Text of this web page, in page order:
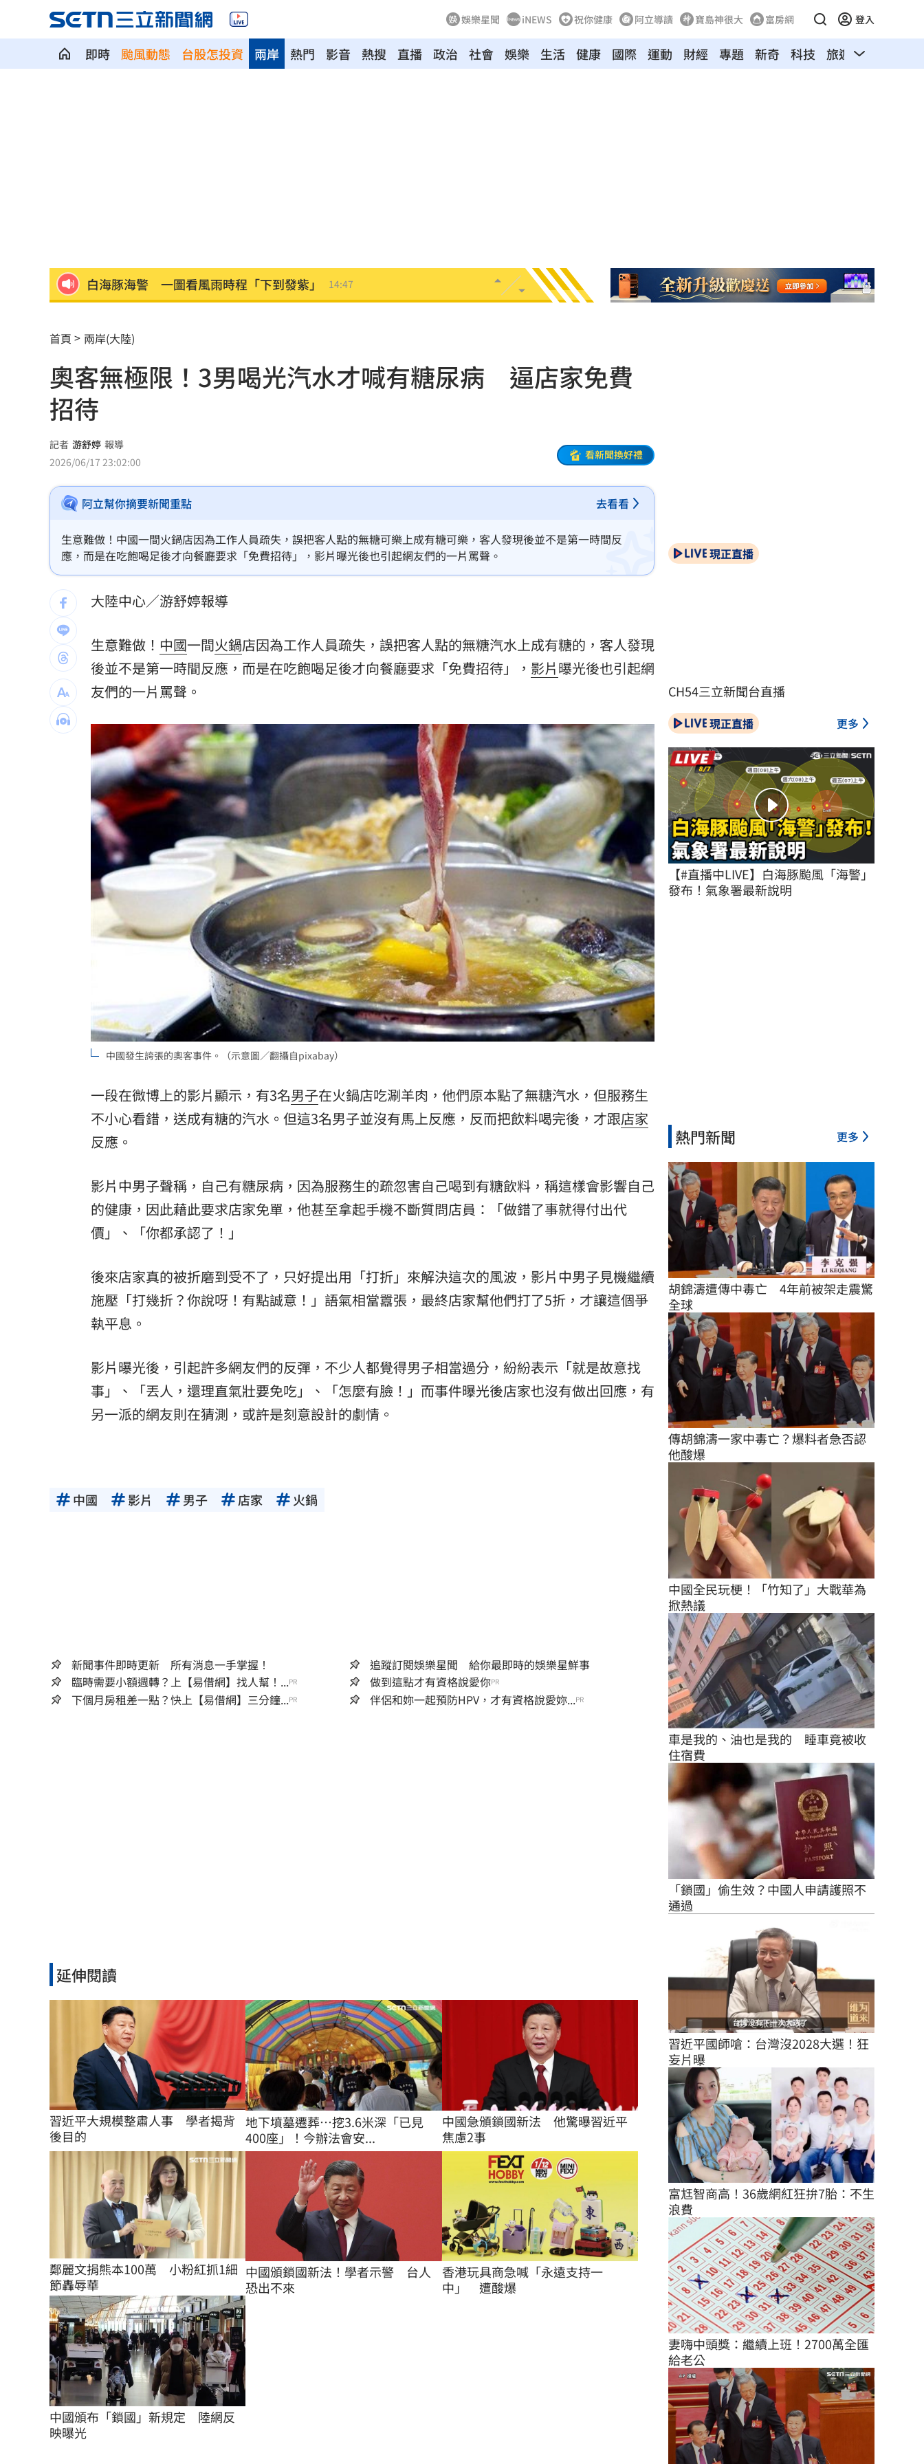
娛樂星聞 iNEWS 祝你健康 阿立導讀 寶島神很大 富房網 登入
即時 颱風動態 台股怎投資 熱門 影音 熱搜 直播 政治 社會 娛樂 生活 健康 國際
兩岸 運動 財經 專題 新奇 科技 旅遊 汽車
白海豚海警 一圖看風雨時程「下到發紫」 14:47
新／注意！這家營建股 下午4點開重訊
逼親鄰兵、吃大鍋飯 憲兵隊長挨告結果曝 14:43
賴清德預告：0-18歲明年起每月可領五千
曾胖到116公斤！紫布爾揭肥胖黑暗期
小刀離婚台玻二千金林文晴！情變原因曝光
新／白海豚颱風海警發布！首波警戒範圍曝
盤後／台股跌破3日均線 資金遁入4族群 14:33
上兵怒揪長官衣領遭判刑！慘哭：求職碰壁
白海豚逼近！台灣兩樣情 風雨最劇時間曝 14:27
陳時中示警勿信疫苗掮客 鄭麗文竟扯這句
它是水果界白富美 低GI、低熱量還助排便 14:23
台灣彩券開獎直播中 20:31
LIVE三立+24小時直播 15:27
三立iNEWS新聞台線上直播 18:00
商場戰國來臨 台中「頂奢大道」逐漸成形 12:00
台彩父親節推新刮刮樂千萬頭獎超「爸」氣
「拍片人的多重宇宙」職涯論壇9/12登場！ 10:30
8國球員齊聚高雄 Formosa 7s掀足球熱潮 10:00
理想混蛋號召粉絲跨海追星吃美食！ 18:15
首頁 兩岸(大陸)
奧客無極限！3男喝光汽水才喊有糖尿病 逼店家免費
招待
記者 游舒婷 報導
2026/06/17 23:02:00
看新聞換好禮
阿立幫你摘要新聞重點 去看看
生意難做！中國一間火鍋店因為工作人員疏失，誤把客人點的無糖可樂上成有糖可樂，客人發現後並不是第一時間反
應，而是在吃飽喝足後才向餐廳要求「免費招待」，影片曝光後也引起網友們的一片罵聲。
大陸中心／游舒婷報導
生意難做！ 中國一間火鍋店因為工作人員疏失，誤把客人點的無糖汽水上成有糖的，客人發現
後並不是第一時間反應，而是在吃飽喝足後才向餐廳要求「免費招待」， 影片曝光後也引起網
友們的一片罵聲。
中國發生誇張的奧客事件。（示意圖／翻攝自pixabay）
一段在微博上的影片顯示，有3名男子在火鍋店吃涮羊肉，他們原本點了無糖汽水，但服務生
不小心看錯，送成有糖的汽水。但這3名男子並沒有馬上反應，反而把飲料喝完後，才跟店家
反應。
影片中男子聲稱，自己有糖尿病，因為服務生的疏忽害自己喝到有糖飲料，稱這樣會影響自己
的健康，因此藉此要求店家免單，他甚至拿起手機不斷質問店員：「做錯了事就得付出代
價」、「你都承認了！」
後來店家真的被折磨到受不了，只好提出用「打折」來解決這次的風波，影片中男子見機繼續
施壓「打幾折？你說呀！有點誠意！」語氣相當囂張，最終店家幫他們打了5折，才讓這個爭
執平息。
影片曝光後，引起許多網友們的反彈，不少人都覺得男子相當過分，紛紛表示「就是故意找
事」、「丟人，還理直氣壯要免吃」、「怎麼有臉！」而事件曝光後店家也沒有做出回應，有
另一派的網友則在猜測，或許是刻意設計的劇情。
中國 影片 男子 店家 火鍋
新聞事件即時更新 所有消息一手掌握！
追蹤訂閱娛樂星聞 給你最即時的娛樂星鮮事
臨時需要小額週轉？上【易借網】找人幫！...PR 做到這點才有資格說愛你PR
下個月房租差一點？快上【易借網】三分鐘...PR 伴侶和妳一起預防HPV，才有資格說愛妳...PR
延伸閱讀
習近平大規模整肅人事　學者揭背
後目的
地下墳墓遷葬…挖3.6米深「已見
400座」！今辦法會安...
中國急頒鎖國新法　他驚曝習近平
焦慮2事
鄭麗文捐熊本100萬　小粉紅抓1細
節轟辱華
中國頒鎖國新法！學者示警　台人
恐出不來
香港玩具商急喊「永遠支持一
中」　遭酸爆
中國頒布「鎖國」新規定　陸網反
映曝光
現正直播
CH54三立新聞台直播
現正直播 更多
【#直播中LIVE】白海豚颱風「海警」
發布！氣象署最新說明
熱門新聞 更多
胡錦濤遭傳中毒亡　4年前被架走震驚
全球
傳胡錦濤一家中毒亡？爆料者急否認
他酸爆
中國全民玩梗！「竹知了」大戰華為
掀熱議
車是我的、油也是我的　睡車竟被收
住宿費
「鎖國」偷生效？中國人申請護照不
通過
習近平國師嗆：台灣沒2028大選！狂
妄片曝
富尪智商高！36歲網紅狂拚7胎：不生
浪費
妻嗨中頭獎：繼續上班！2700萬全匯
給老公